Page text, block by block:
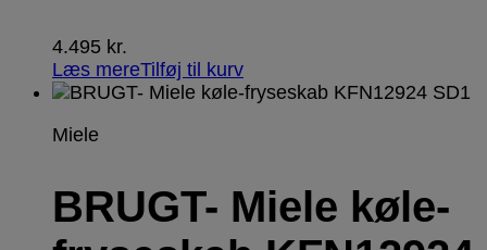
4.495 kr.
Læs mereTilføj til kurv
Miele
BRUGT- Miele køle-